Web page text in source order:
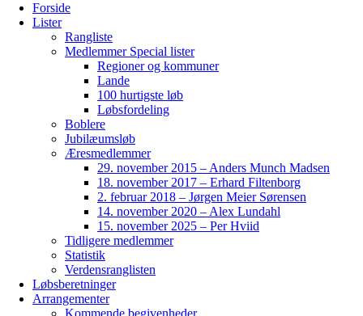
Forside
Lister
Rangliste
Medlemmer Special lister
Regioner og kommuner
Lande
100 hurtigste løb
Løbsfordeling
Boblere
Jubilæumsløb
Æresmedlemmer
29. november 2015 – Anders Munch Madsen
18. november 2017 – Erhard Filtenborg
2. februar 2018 – Jørgen Meier Sørensen
14. november 2020 – Alex Lundahl
15. november 2025 – Per Hviid
Tidligere medlemmer
Statistik
Verdensranglisten
Løbsberetninger
Arrangementer
Kommende begivenheder